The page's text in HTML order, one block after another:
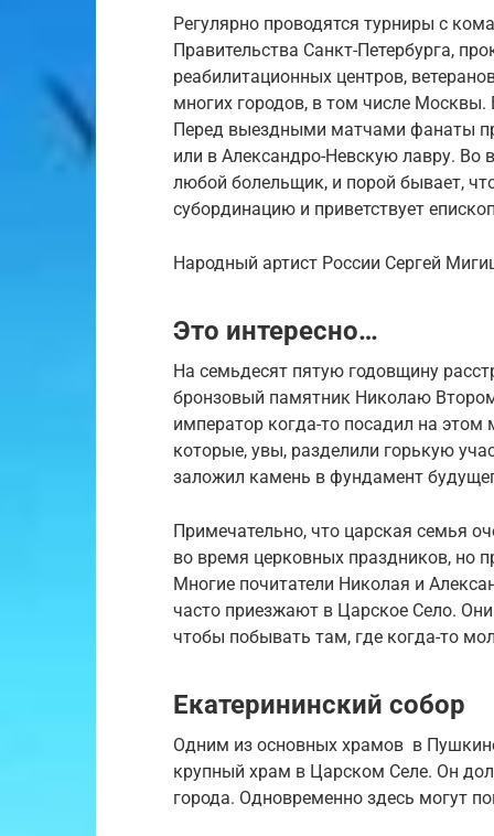
Регулярно проводятся турниры с
Правительства Санкт-Петербурга,
реабилитационных центров,
многих городов, в том числе
Перед выездными матчами фанаты
или в Александро-Невскую лавру. Во
любой болельщик, и порой бывает,
субординацию и приветствует
Народный артист России Сергей
Это интересно…
На семьдесят пятую годовщину
бронзовый памятник Николаю
император когда-то посадил на этом
которые, увы, разделили горькую
заложил камень в фундамент
Примечательно, что царская семья
во время церковных праздников, но
Многие почитатели Николая и
часто приезжают в Царское Село.
чтобы побывать там, где когда-то
Екатерининский собор
Одним из основных храмов в
крупный храм в Царском Селе. Он
города. Одновременно здесь могут